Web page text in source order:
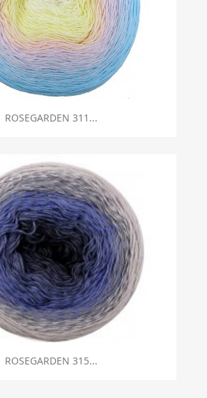
ROSEGARDEN 311...
ROSEGARDEN 315...